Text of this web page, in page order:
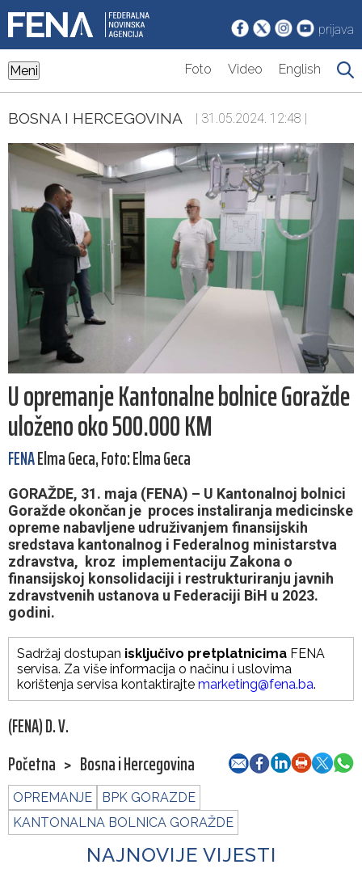
prijava
Meni Foto Video English
BOSNA I HERCEGOVINA | 31.05.2024. 12:48 |
U opremanje Kantonalne bolnice Goražde
uloženo oko 500.000 KM
FENAElma Geca, Foto: Elma Geca
GORAŽDE, 31. maja (FENA) – U Kantonalnoj bolnici
Goražde okončan je proces instaliranja medicinske
opreme nabavljene udruživanjem finansijskih
sredstava kantonalnog i Federalnog ministarstva
zdravstva, kroz implementaciju Zakona o
finansijskoj konsolidaciji i restrukturiranju javnih
zdravstvenih ustanova u Federaciji BiH u 2023.
godini.
Sadržaj dostupan isključivo pretplatnicima FENA
servisa. Za više informacija o načinu i uslovima
korištenja servisa kontaktirajte marketing@fena.ba.
(FENA) D. V.
Početna > Bosna i Hercegovina
OPREMANJE
BPK GORAZDE
KANTONALNA BOLNICA GORAŽDE
NAJNOVIJE VIJESTI